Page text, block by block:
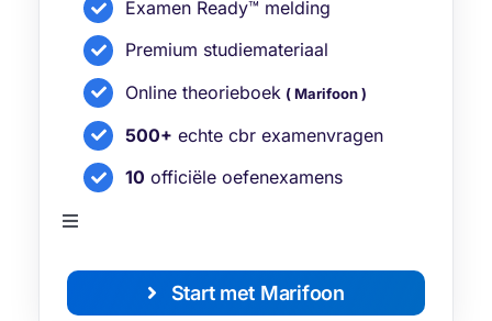
Examen Ready™ melding
Premium studiemateriaal
Online theorieboek ( Marifoon )
500+ echte cbr examenvragen
10 officiële oefenexamens
Toggle
Bekijk alle functies
Start met Marifoon